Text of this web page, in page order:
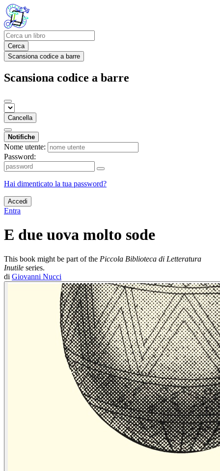
Cerca
Scansiona codice a barre
Scansiona codice a barre
Cancella
Notifiche
Nome utente:
Password:
Hai dimenticato la tua password?
Accedi
Entra
E due uova molto sode
This book might be part of the Piccola Biblioteca di Letteratura
Inutile series.
di Giovanni Nucci